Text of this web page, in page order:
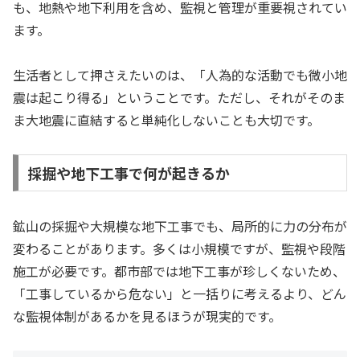
も、地熱や地下利用を含め、監視と管理が重要視されてい
ます。
生活者として押さえたいのは、「人為的な活動でも微小地
震は起こり得る」ということです。ただし、それがそのま
ま大地震に直結すると単純化しないことも大切です。
採掘や地下工事で何が起きるか
鉱山の採掘や大規模な地下工事でも、局所的に力の分布が
変わることがあります。多くは小規模ですが、監視や段階
施工が必要です。都市部では地下工事が珍しくないため、
「工事しているから危ない」と一括りに考えるより、どん
な監視体制があるかを見るほうが現実的です。